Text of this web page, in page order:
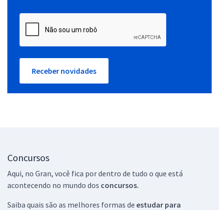
Receber novidades
Concursos
Aqui, no Gran, você fica por dentro de tudo o que está
acontecendo no mundo dos concursos.
Saiba quais são as melhores formas de estudar para